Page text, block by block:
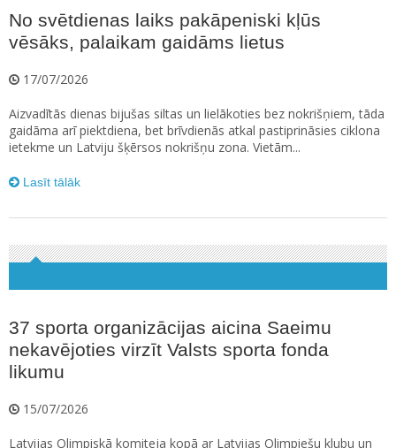
No svētdienas laiks pakāpeniski kļūs
vēsāks, palaikam gaidāms lietus
17/07/2026
Aizvadītās dienas bijušas siltas un lielākoties bez nokrišņiem, tāda
gaidāma arī piektdiena, bet brīvdienās atkal pastiprināsies ciklona
ietekme un Latviju šķērsos nokrišņu zona. Vietām...
Lasīt tālāk
37 sporta organizācijas aicina Saeimu
nekavējoties virzīt Valsts sporta fonda
likumu
15/07/2026
Latvijas Olimpiskā komiteja kopā ar Latvijas Olimpiešu klubu un